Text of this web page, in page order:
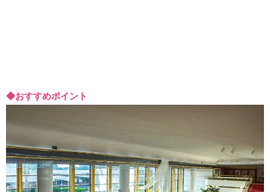
◆おすすめポイント